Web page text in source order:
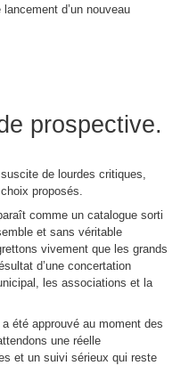
d’un nouveau
prospective.
de lourdes critiques,
proposés.
comme un catalogue sorti
et sans véritable
vivement que les grands
d’une concertation
les associations et la
été approuvé au moment des
une réelle
et un suivi sérieux qui reste